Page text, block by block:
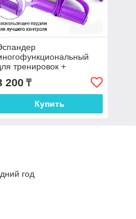
тренировок +
Скакалка подарок
200₸
Купить
год